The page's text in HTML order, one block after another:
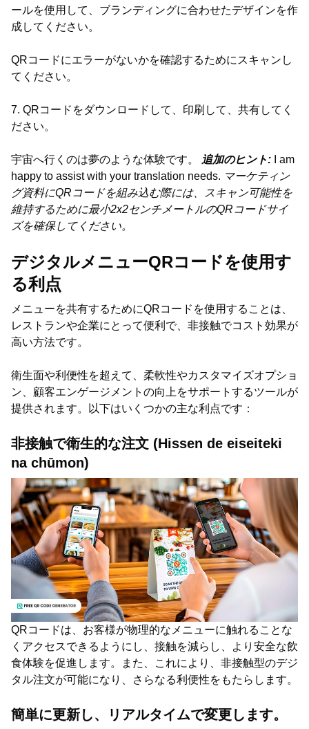
ールを使用して、ブランディングに合わせたデザインを作
成してください。
QRコードにエラーがないかを確認するためにスキャンし
てください。
7. QRコードをダウンロードして、印刷して、共有してく
ださい。
宇宙へ行くのは夢のような体験です。 追加のヒント:
I am
happy to assist with your translation needs. マーケティン
グ資料にQRコードを組み込む際には、スキャン可能性を
維持するために最小2x2センチメートルのQRコードサイ
ズを確保してください。
デジタルメニューQRコードを使用す
る利点
メニューを共有するためにQRコードを使用することは、
レストランや企業にとって便利で、非接触でコスト効果が
高い方法です。
衛生面や利便性を超えて、柔軟性やカスタマイズオプショ
ン、顧客エンゲージメントの向上をサポートするツールが
提供されます。以下はいくつかの主な利点です：
非接触で衛生的な注文 (Hissen de eiseiteki
na chūmon)
QRコードは、お客様が物理的なメニューに触れることな
くアクセスできるようにし、接触を減らし、より安全な飲
食体験を促進します。また、これにより、非接触型のデジ
タル注文が可能になり、さらなる利便性をもたらします。
簡単に更新し、リアルタイムで変更します。